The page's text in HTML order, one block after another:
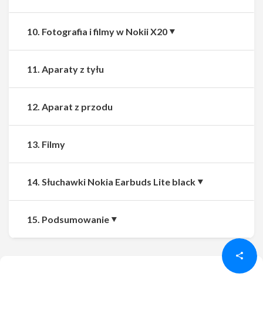
Udostępnij
10. Fotografia i filmy w Nokii X20
11. Aparaty z tyłu
12. Aparat z przodu
13. Filmy
14. Słuchawki Nokia Earbuds Lite black
15. Podsumowanie